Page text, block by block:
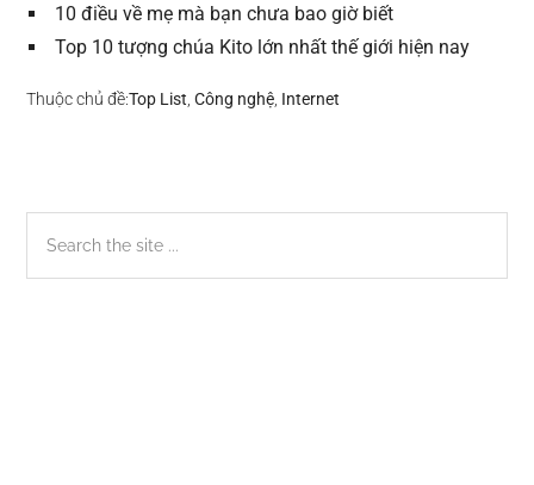
10 điều về mẹ mà bạn chưa bao giờ biết
Top 10 tượng chúa Kito lớn nhất thế giới hiện nay
Thuộc chủ đề:Top List ,Công nghệ Internet
Sidebar
chính
the